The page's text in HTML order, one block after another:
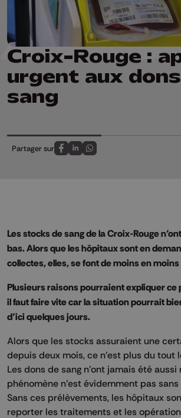
Croix-Rouge :
urgent aux
sang
Partager sur
Partagez sur FaceBook
Partagez sur LinkedIn
Partagez sur Whatsapp
Les stocks de sang de la Croix-Rouge
bas. Alors que les hôpitaux sont en
collectes, elles, se font de moins en
Plusieurs raisons pourraient expliquer ce
il faut faire vite car la situation pourrait
d’ici quelques jours.
Alors que les stocks assuraient une
depuis deux mois, ce n’est plus du tout
Les dons de sang n’ont jamais été
phénomène n’est évidemment pas
Sans ces prélèvements, les hôpitaux
reporter les traitements et les